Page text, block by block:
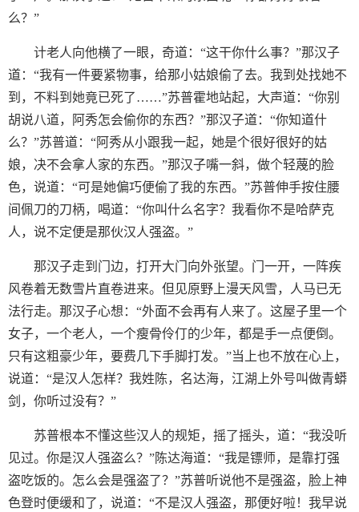
么？”
计老人向他横了一眼，奇道：“这干你什么事？”那汉子
道：“我有一件要紧物事，给那小姑娘偷了去。我到处找她不
到，不料到她竟已死了……”苏普霍地站起，大声道：“你别
胡说八道，阿秀怎会偷你的东西？”那汉子道：“你知道什
么？”苏普道：“阿秀从小跟我一起，她是个很好很好的姑
娘，决不会拿人家的东西。”那汉子嘴一斜，做个轻蔑的脸
色，说道：“可是她偏巧便偷了我的东西。”苏普伸手按住腰
间佩刀的刀柄，喝道：“你叫什么名字？我看你不是哈萨克
人，说不定便是那伙汉人强盗。”
那汉子走到门边，打开大门向外张望。门一开，一阵疾
风卷着无数雪片直卷进来。但见原野上漫天风雪，人马已无
法行走。那汉子心想：“外面不会再有人来了。这屋子里一个
女子，一个老人，一个瘦骨伶仃的少年，都是手一点便倒。
只有这粗豪少年，要费几下手脚打发。”当上也不放在心上，
说道：“是汉人怎样？我姓陈，名达海，江湖上外号叫做青蟒
剑，你听过没有？”
苏普根本不懂这些汉人的规矩，摇了摇头，道：“我没听
见过。你是汉人强盗么？”陈达海道：“我是镖师，是靠打强
盗吃饭的。怎么会是强盗了？”苏普听说他不是强盗，脸上神
色登时便缓和了，说道：“不是汉人强盗，那便好啦！我早说